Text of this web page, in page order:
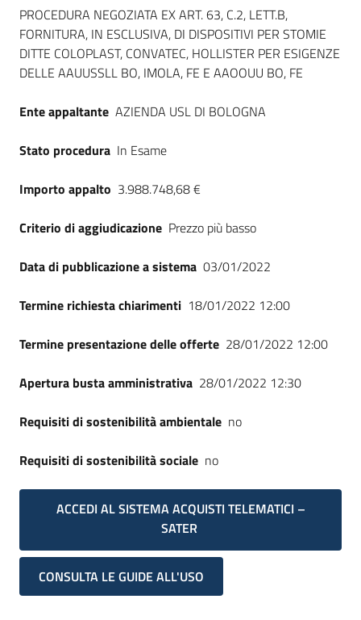
Dati del bando
PROCEDURA NEGOZIATA EX ART. 63, C.2, LETT.B,
FORNITURA, IN ESCLUSIVA, DI DISPOSITIVI PER STOMIE
DITTE COLOPLAST, CONVATEC, HOLLISTER PER ESIGENZE
DELLE AAUUSSLL BO, IMOLA, FE E AAOOUU BO, FE
Ente appaltante AZIENDA USL DI BOLOGNA
Stato procedura In Esame
Importo appalto 3.988.748,68 €
Criterio di aggiudicazione Prezzo più basso
Data di pubblicazione a sistema 03/01/2022
Termine richiesta chiarimenti 18/01/2022 12:00
Termine presentazione delle offerte 28/01/2022 12:00
Apertura busta amministrativa 28/01/2022 12:30
Requisiti di sostenibilità ambientale no
Requisiti di sostenibilità sociale no
ACCEDI AL SISTEMA ACQUISTI TELEMATICI –
SATER
CONSULTA LE GUIDE ALL'USO